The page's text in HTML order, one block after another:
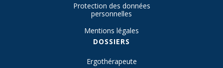
Protection des données
personnelles
Mentions légales
DOSSIERS
Ergothérapeute